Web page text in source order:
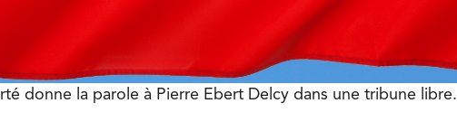
donne la parole à Pierre Ebert Delcy dans une tribune libre.